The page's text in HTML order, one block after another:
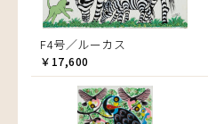
F4号／ルーカス
￥17,600